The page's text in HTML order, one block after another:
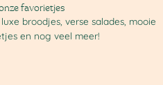
favorietjes
broodjes, verse salades, mooie
en nog veel meer!